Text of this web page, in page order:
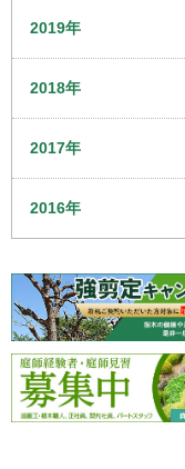
2019年
2018年
2017年
2016年